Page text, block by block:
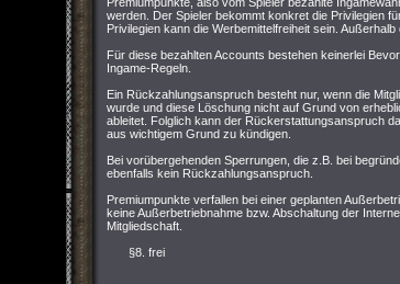
werden. Der Spieler bekommt konkret die Privilegien
Privilegien kann die Werbemittelfreiheit sein.
Für diese bezahlten Accounts bestehen keinerlei
Ingame-Regeln.
Ein Rückzahlungsanspruch besteht nur, wenn die
wurde und diese Löschung nicht auf Grund von
ableitet. Folglich kann der Rückerstattungsanspruch
aus wichtigem Grund zu kündigen.
Bei vorübergehenden Sperrungen, die z.B. bei
ebenfalls kein Rückzahlungsanspruch.
Premiumpunkte verfallen bei einer geplanten
keine Außerbetriebnahme bzw. Abschaltung der
Mitgliedschaft.
§8. frei